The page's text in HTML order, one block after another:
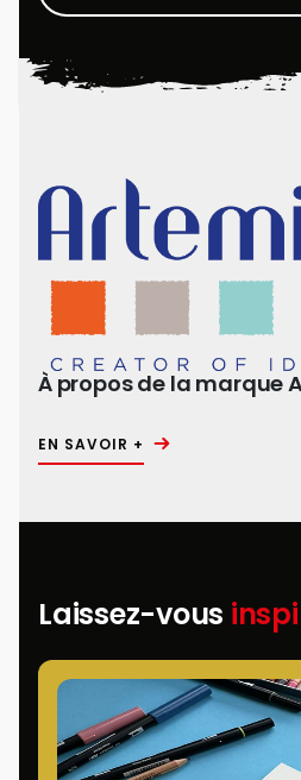
À propos de la marque
EN SAVOIR +
Laissez-vous